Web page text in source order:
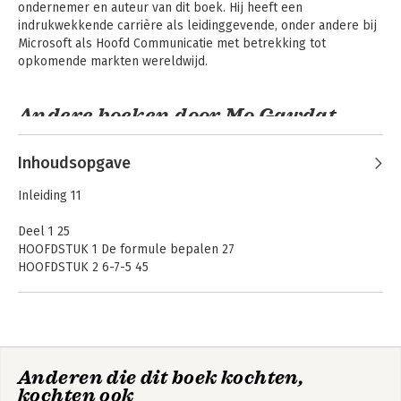
ondernemer en auteur van dit boek. Hij heeft een
indrukwekkende carrière als leidinggevende, onder andere bij
Microsoft als Hoofd Communicatie met betrekking tot
opkomende markten wereldwijd.
Andere boeken door Mo Gawdat
Inhoudsopgave
Inleiding 11
Deel 1 25
HOOFDSTUK 1 De formule bepalen 27
HOOFDSTUK 2 6-7-5 45
HOOFDSTUK 6 Weet iemand hoe laat het is? 137
HOOFDSTUK 7 Houston, we hebben een probleem 159
Anderen die dit boek kochten,
kochten ook